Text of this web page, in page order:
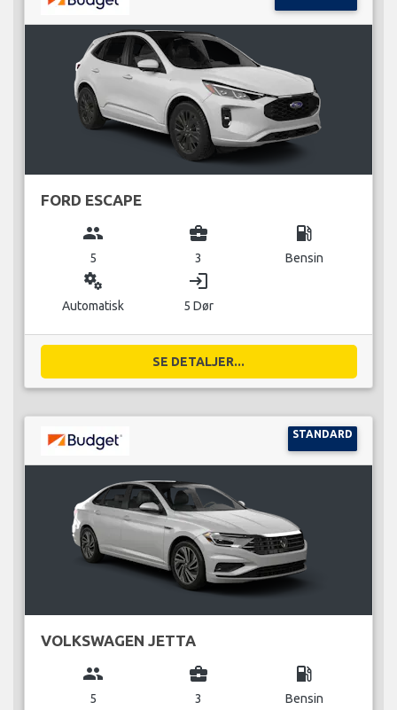
FORD ESCAPE
group
5
business_center
3
local_gas_station
Bensin
miscellaneous_services
Automatisk
login
5 Dør
SE DETALJER...
STANDARD
VOLKSWAGEN JETTA
group
5
business_center
3
local_gas_station
Bensin